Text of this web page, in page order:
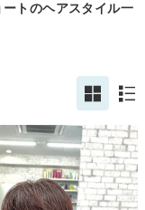
トのヘアスタイル一